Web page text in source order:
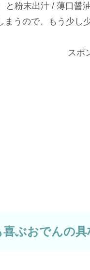
と粉末出汁 / 薄口醤
まうので、もう少し
スポ
喜ぶおでんの